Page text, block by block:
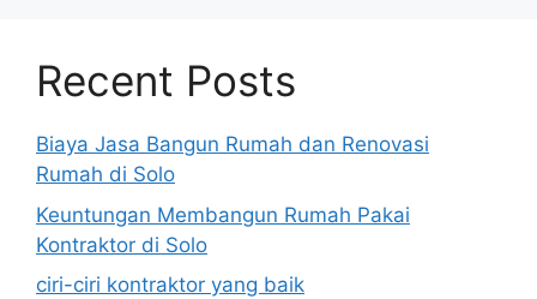
Recent Posts
Biaya Jasa Bangun Rumah dan Renovasi
Rumah di Solo
Keuntungan Membangun Rumah Pakai
Kontraktor di Solo
ciri-ciri kontraktor yang baik